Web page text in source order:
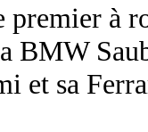
premier à
BMW
et sa